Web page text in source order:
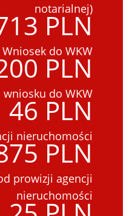
notarialnej)
PLN
Wniosek do WKW
PLN
wniosku do WKW
46 PLN
nieruchomości
PLN
prowizji agencji
nieruchomości